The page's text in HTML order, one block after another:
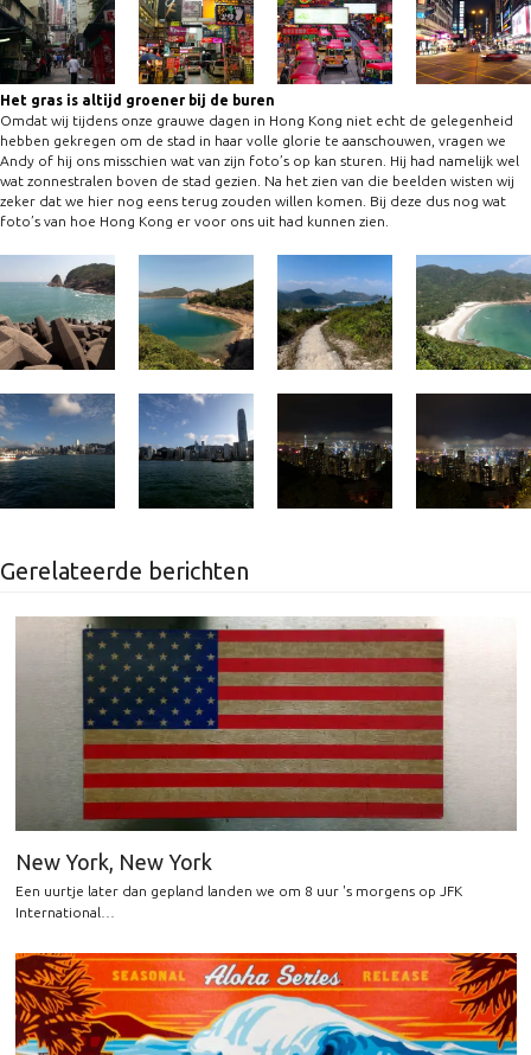
Het gras is altijd groener bij de buren
Omdat wij tijdens onze grauwe dagen in Hong Kong niet echt de gelegenheid
hebben gekregen om de stad in haar volle glorie te aanschouwen, vragen we
Andy of hij ons misschien wat van zijn foto’s op kan sturen. Hij had namelijk wel
wat zonnestralen boven de stad gezien. Na het zien van die beelden wisten wij
zeker dat we hier nog eens terug zouden willen komen. Bij deze dus nog wat
foto’s van hoe Hong Kong er voor ons uit had kunnen zien.
Gerelateerde berichten
New York, New York
Een uurtje later dan gepland landen we om 8 uur 's morgens op JFK
International…